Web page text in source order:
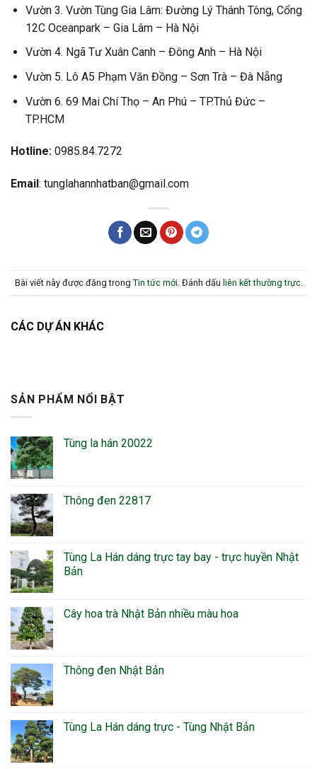
SẢN PHẨM NỔI BẬT
Tùng la hán 20022
Thông đen 22817
Tùng La Hán dáng trực tay bay - trực huyền Nhật
Bản
Cây hoa trà Nhật Bản nhiều màu hoa
Thông đen Nhật Bản
Tùng La Hán dáng trực - Tùng Nhật Bản
Vườn 3. Vườn Tùng Gia Lâm: Đường Lý Thánh Tông, Cổng
12C Oceanpark – Gia Lâm – Hà Nội
Vườn 4. Ngã Tư Xuân Canh – Đông Anh – Hà Nội
Vườn 5. Lô A5 Phạm Văn Đồng – Sơn Trà – Đà Nẵng
Vườn 6. 69 Mai Chí Thọ – An Phú – TP.Thủ Đức –
TP.HCM
Hotline: 0985.84.7272
Email : tunglahannhatban@gmail.com
Bài viết này được đăng trong Tin tức mới. Đánh dấu liên kết thường trực.
CÁC DỰ ÁN KHÁC